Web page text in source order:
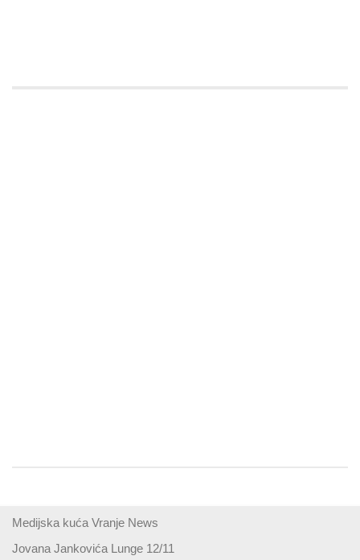
Medijska kuća Vranje News
Jovana Jankovića Lunge 12/11